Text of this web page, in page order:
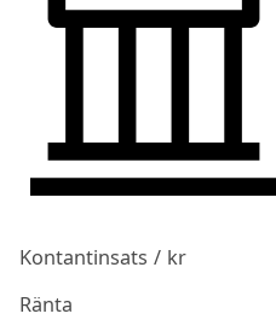
Kontantinsats / kr
Ränta